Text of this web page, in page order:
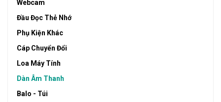
Webcam
Đầu Đọc Thẻ Nhớ
Phụ Kiện Khác
Cáp Chuyển Đổi
Loa Máy Tính
Dàn Âm Thanh
Balo - Túi